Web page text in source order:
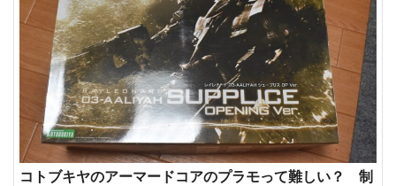
コトブキヤのアーマードコアのプラモって難しい？ 制